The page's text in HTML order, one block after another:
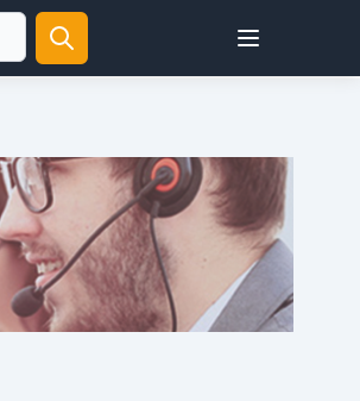
Open user menu